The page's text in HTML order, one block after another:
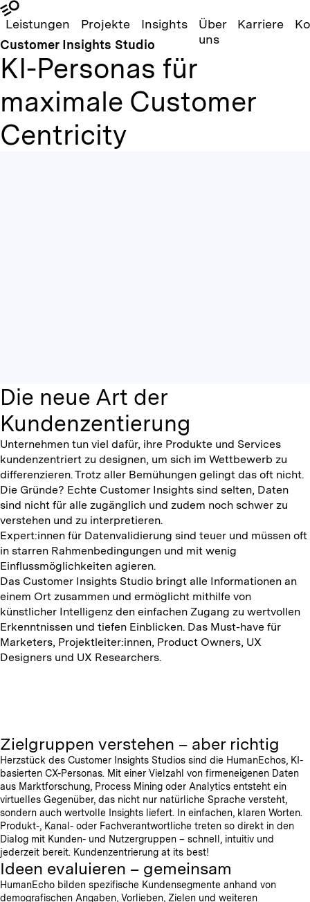
Leistungen Projekte Insights
Über
uns
Karriere
Customer Insights Studio
KI-Personas für
maximale Customer
Centricity
Die neue Art der
Kundenzentierung
Unternehmen tun viel dafür, ihre Produkte und Services
kundenzentriert zu designen, um sich im Wettbewerb zu
differenzieren. Trotz aller Bemühungen gelingt das oft nicht.
Die Gründe? Echte Customer Insights sind selten, Daten
sind nicht für alle zugänglich und zudem noch schwer zu
verstehen und zu interpretieren.
Expert:innen für Datenvalidierung sind teuer und müssen oft
in starren Rahmenbedingungen und mit wenig
Einflussmöglichkeiten agieren.
Das Customer Insights Studio bringt alle Informationen an
einem Ort zusammen und ermöglicht mithilfe von
künstlicher Intelligenz den einfachen Zugang zu wertvollen
Erkenntnissen und tiefen Einblicken. Das Must-have für
Marketers, Projektleiter:innen, Product Owners, UX
Designers und UX Researchers.
Zielgruppen verstehen – aber richtig
Herzstück des Customer Insights Studios sind die HumanEchos, KI-
basierten CX-Personas. Mit einer Vielzahl von firmeneigenen Daten
aus Marktforschung, Process Mining oder Analytics entsteht ein
virtuelles Gegenüber, das nicht nur natürliche Sprache versteht,
sondern auch wertvolle Insights liefert. In einfachen, klaren Worten.
Produkt-, Kanal- oder Fachverantwortliche treten so direkt in den
Dialog mit Kunden- und Nutzergruppen – schnell, intuitiv und
jederzeit bereit. Kundenzentrierung at its best!
Ideen evaluieren – gemeinsam
HumanEcho bilden spezifische Kundensegmente anhand von
demografischen Angaben, Vorlieben, Zielen und weiteren